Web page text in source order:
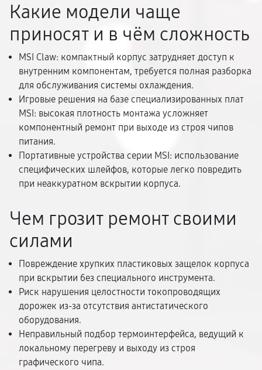
Какие модели чаще
приносят и в чём сложность
MSI Claw: компактный корпус затрудняет доступ к
внутренним компонентам, требуется полная разборка
для обслуживания системы охлаждения.
Игровые решения на базе специализированных плат
MSI: высокая плотность монтажа усложняет
компонентный ремонт при выходе из строя чипов
питания.
Портативные устройства серии MSI: использование
специфических шлейфов, которые легко повредить
при неаккуратном вскрытии корпуса.
Чем грозит ремонт своими
силами
Повреждение хрупких пластиковых защелок корпуса
при вскрытии без специального инструмента.
Риск нарушения целостности токопроводящих
дорожек из-за отсутствия антистатического
оборудования.
Неправильный подбор термоинтерфейса, ведущий к
локальному перегреву и выходу из строя
графического чипа.